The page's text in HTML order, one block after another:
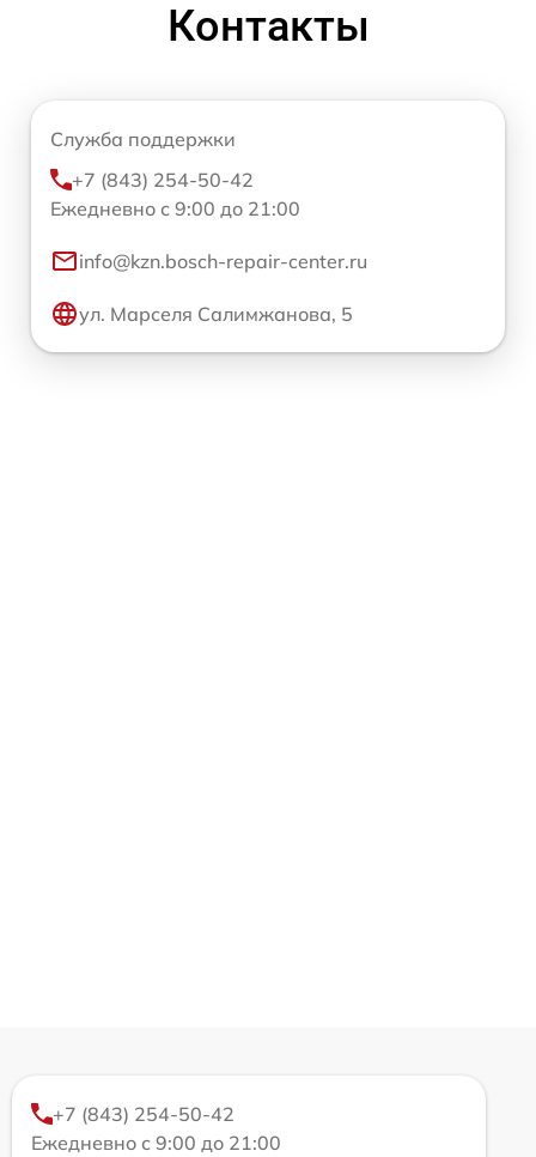
Контакты
Служба поддержки
+7 (843) 254-50-42
Ежедневно с 9:00 до 21:00
info@kzn.bosch-repair-center.ru
ул. Марселя Салимжанова, 5
+7 (843) 254-50-42
Ежедневно с 9:00 до 21:00